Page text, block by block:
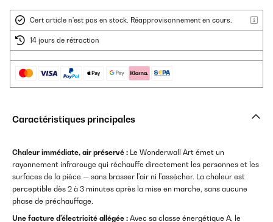
Cert article n'est pas en stock. Réapprovisonnement en cours.
14 jours de rétraction
Caractéristiques principales
Chaleur immédiate, air préservé : Le Wonderwall Art émet un
rayonnement infrarouge qui réchauffe directement les personnes et les
surfaces de la pièce — sans brasser l'air ni l'assécher. La chaleur est
perceptible dès 2 à 3 minutes après la mise en marche, sans aucune
phase de préchauffage.
Une facture d'électricité allégée : Avec sa classe énergétique A, le